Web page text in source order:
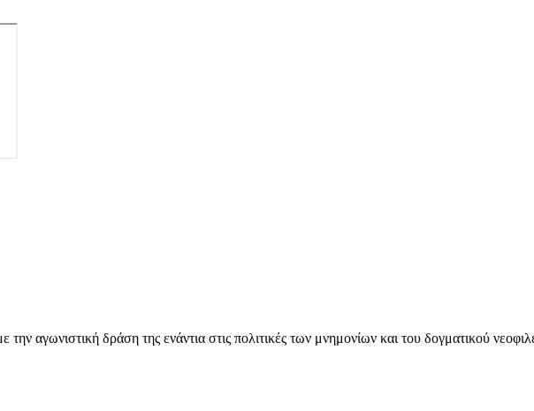
αγωνιστική δράση της ενάντια στις πολιτικές των μνημονίων και του δογματικού